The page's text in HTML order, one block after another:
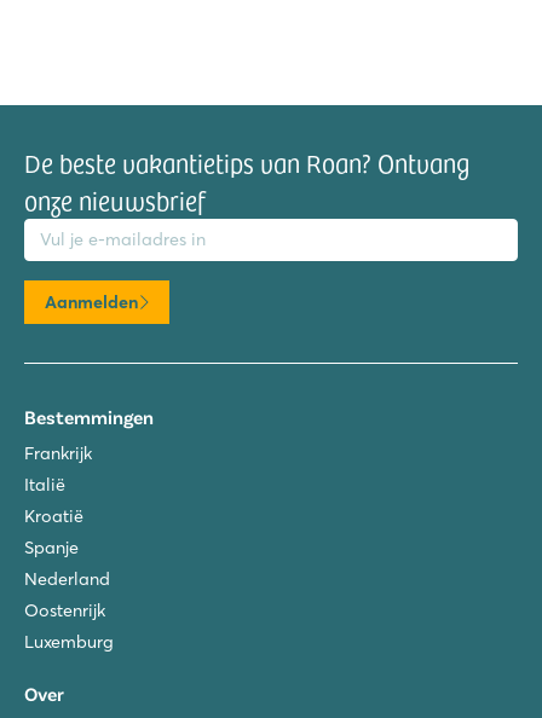
De beste vakantietips van Roan? Ontvang
onze nieuwsbrief
Aanmelden
Bestemmingen
Frankrijk
Italië
Kroatië
Spanje
Nederland
Oostenrijk
Luxemburg
Over